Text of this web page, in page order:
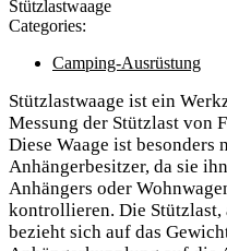
Categories:
Camping-Ausrüstung
Stützlastwaage ist ein
Messung der Stützlast von
Diese Waage ist
Anhängerbesitzer, da sie
Anhängers oder
kontrollieren. Die Stützlast,
bezieht sich auf das